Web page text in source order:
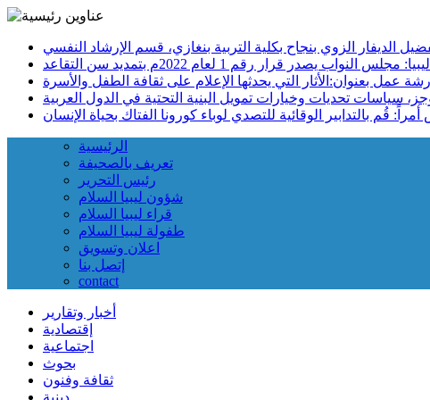
ليبيا: مجلس النواب يصدر قرار رقم 1 لعام 2022م بتمديد سن التقاعد
الرئيسية
تعريف بالصحيفة
رئيس التحرير
شؤون ليبيا السلام
قراء ليبيا السلام
طفولة ليبيا السلام
اعلان وتسويق
إتصل بنا
contact
أخبار وتقارير
إقتصادية
اجتماعية
بحوث
ثقافة وفنون
دينية